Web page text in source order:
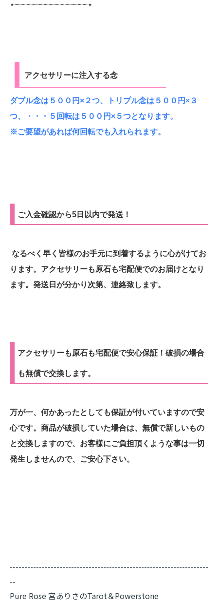
⋆┈┈┈┈┈┈┈┈┈┈┈┈┈┈┈⋆
アクセサリーに注入する念
ダブル念は５００円×２つ、トリプル念は５００円×３
つ、・・・５回転は５００円×５つとなります。
※ご要望があれば何回転でも入れられます。
ご入金確認から5日以内で発送！
なるべく早く皆様のお手元に到着するように心がけてお
ります。アクセサリーも原石も宅配便でのお届けとなり
ます。発送日が分かり次第、連絡致します。
アクセサリーも原石も宅配便で安心保証！破損の場合
も無償で交換します。
万が一、何かあったとしても保証が付いていますので安
心です。商品が破損していた場合は、無償で新しいもの
と交換しますので、お客様にご負担頂くような事は一切
発生しませんので、ご安心下さい。
--------------------------------------------------------------------
--
Pure Rose 宮ありさのTarot＆Powerstone